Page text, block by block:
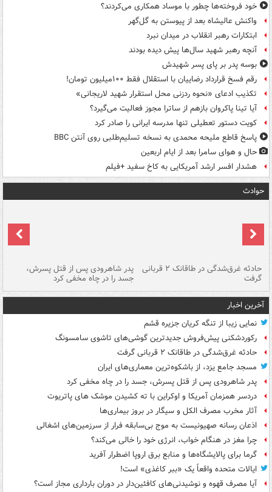
خود فروخته‌ها چطور با موساد همکاری می‌کردند؟
واکنش عالیشاه بعد از پیوستن به گل‌گهر
ابتکارات رهبر انقلاب در میدان نبرد
آنچه رهبر شهید سال‌ها پیش دیده بودند
بوسه‌ پدر بر پای پسر شهیدش
رقم فسخ قرارداد رضاییان با استقلال فقط ۱۰۰میلیون تومان!
تکذیب ادعای «نحوه ردزنی محل استقرار شهید لاریجانی»
آیا تینا پاکروان بازهم از ساترا مجوز فعالیت می‌گیرد؟
کویت دستور تعطیلی تنها مدرسه ایرانی را صادر کرد
پاسخ قاطع ملیحه محمدی به نسخه تسلیم‌طلبی روی آنتن BBC
حال و هوای سامرا بعد از ایام اربعین
هشدار افسر ارشد آمریکایی به کاخ سفید +فیلم
حوادث
حادثه غرق‌شدگی در طاقانک ۲ قربانی
گرفت
پدر شاهرودی پس از قتل پسرش،
جسد را در چاه مخفی کرد
آخرین اخبار
نمایی زیبا از تنگه کریان جزیره قشم
رکوردشکنی پیش‌فروش جدیدترین گوشی‌های تاشوی سامسونگ
حادثه غرق‌شدگی در طاقانک ۲ قربانی گرفت
مسجد جامع یزد، از باشکوه‌ترین معماری‌های ایران
پدر شاهرودی پس از قتل پسرش، جسد را در چاه مخفی کرد
دردسر همزمان آمریکا و اوکراین با ته کشیدن موشک های پاتریوت
آثار مخرب مصرف الکل و سیگار در بروز بیماری‌ها
اذعان رسانه صهیونیست به موج بی‌سابقه فرار از سرزمین‌های اشغالی
چرا مغز در هنگام خواب، انرژی خود را خالی می‌کند؟
گرما برای پالایشگاه‌ها و منابع برق اروپا اضطرار آفرید
ایالات متحده واقعاً یک «ببر کاغذی» است!
آیا مصرف قهوه و نوشیدنی‌های کافئین‌دار در دوران بارداری مجاز است؟